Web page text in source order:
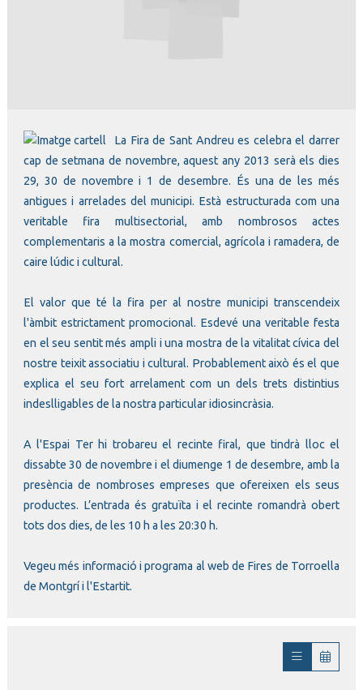
La Fira de Sant Andreu es celebra el darrer
cap de setmana de novembre, aquest any 2013 serà els dies
29, 30 de novembre i 1 de desembre. És una de les més
antigues i arrelades del municipi. Està estructurada com una
veritable fira multisectorial, amb nombrosos actes
complementaris a la mostra comercial, agrícola i ramadera, de
caire lúdic i cultural.
El valor que té la fira per al nostre municipi transcendeix
l'àmbit estrictament promocional. Esdevé una veritable festa
en el seu sentit més ampli i una mostra de la vitalitat cívica del
nostre teixit associatiu i cultural. Probablement això és el que
explica el seu fort arrelament com un dels trets distintius
indeslligables de la nostra particular idiosincràsia.
A l'Espai Ter hi trobareu el recinte firal, que tindrà lloc el
dissabte 30 de novembre i el diumenge 1 de desembre, amb la
presència de nombroses empreses que ofereixen els seus
productes. L’entrada és gratuïta i el recinte romandrà obert
tots dos dies, de les 10 h a les 20:30 h.
Vegeu més informació i programa al web de Fires de Torroella
de Montgrí i l'Estartit.